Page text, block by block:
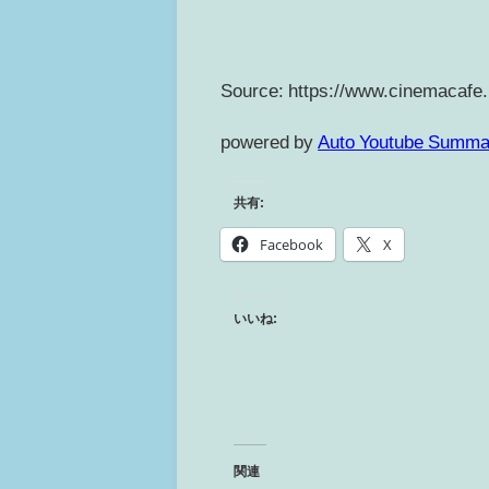
Source: https://
powered by Auto Youtube
共有:
Facebook X
いいね:
関連